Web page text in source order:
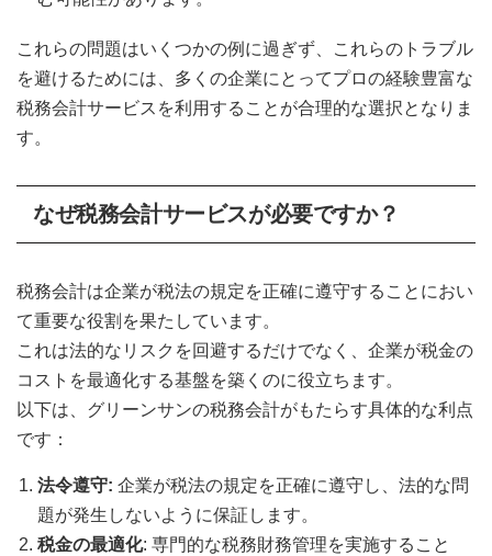
これらの問題はいくつかの例に過ぎず、これらのトラブル
を避けるためには、多くの企業にとってプロの経験豊富な
税務会計サービスを利用することが合理的な選択となりま
す。
なぜ税務会計サービスが必要ですか？
税務会計は企業が税法の規定を正確に遵守することにおい
て重要な役割を果たしています。
これは法的なリスクを回避するだけでなく、企業が税金の
コストを最適化する基盤を築くのに役立ちます。
以下は、グリーンサンの税務会計がもたらす具体的な利点
です：
法令遵守:企業が税法の規定を正確に遵守し、法的な問
題が発生しないように保証します。
税金の最適化: 専門的な税務財務管理を実施すること